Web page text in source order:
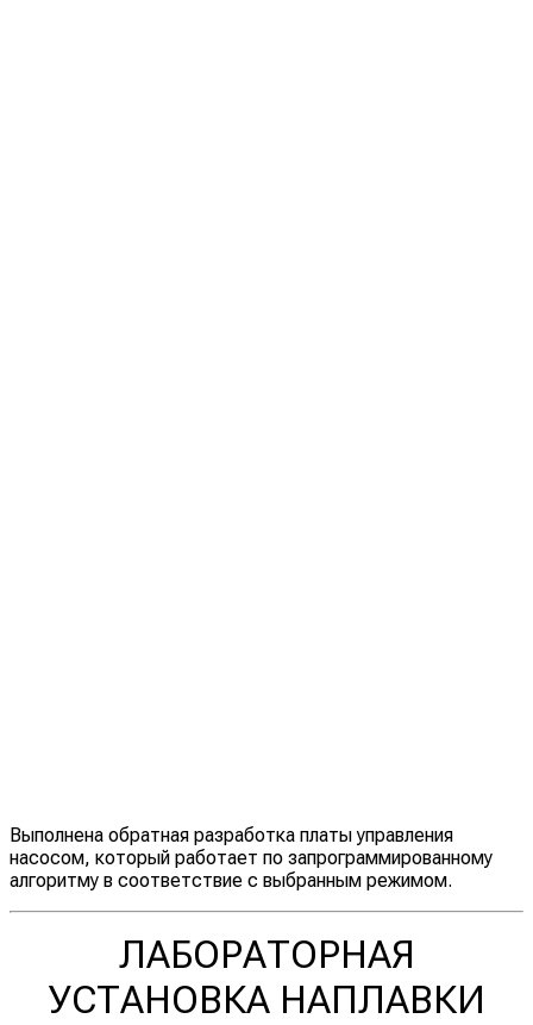
Выполнена обратная разработка платы управления
насосом, который работает по запрограммированному
алгоритму в соответствие с выбранным режимом.
ЛАБОРАТОРНАЯ
УСТАНОВКА НАПЛАВКИ